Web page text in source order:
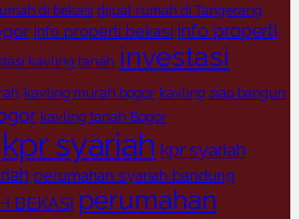
di bekasi dijual rumah di Tangerang
info properti bekasi info properti
kavling tanah investasi
kavling murah bogor kavling siap bangun
kavling tanah Bogor
kpr syariah kpr syariah
perumahan syariah bandung
BEKASI perumahan